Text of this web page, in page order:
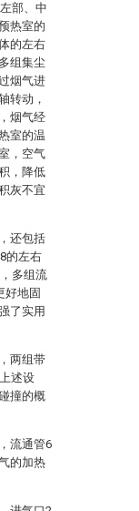
部、中
热室的
的左右
组集尘
烟气进
转动，
烟气经
室的温
，空气
，降低
灰不宜
还包括
的左右
多组流
好地固
了实用
两组带
述设
撞的概
流通管6
的加热